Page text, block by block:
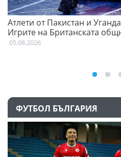
Атлети от Пакистан и
Игрите на Британската
05.08.2026
ФУТБОЛ БЪЛГАРИЯ